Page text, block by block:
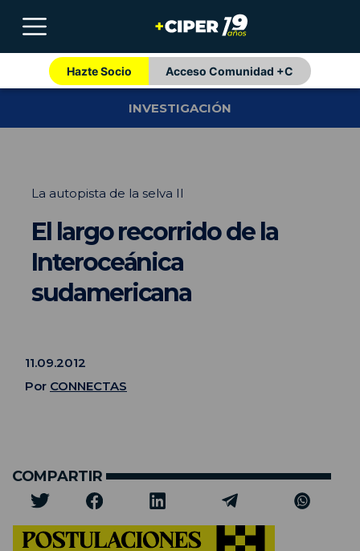
Hazte Socio Acceso Comunidad +C
INVESTIGACIÓN
La autopista de la selva II
El largo recorrido de la
Interoceánica
sudamericana
11.09.2012
Por CONNECTAS
COMPARTIR